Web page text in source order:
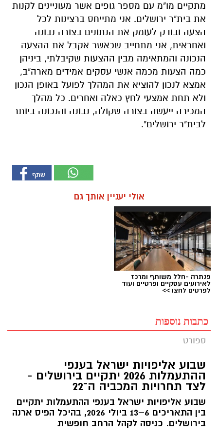
מתקיים מו"מ עם מספר גופים אשר מעוניינים לקנות
את בית"ר ירושלים. אני מתייחס ברצינות לכל
הצעה ובודק לעומק את הנתונים בצורה נבונה
ואחראית, אני מתחייב שכאשר אקבל את ההצעה
הנכונה והמתאימה מבין ההצעות שקיבלתי, ביניהן
כמה הצעות מכמה אנשי עסקים אמידים מארה"ב,
אמצא לנכון להוציא את המהלך לפועל באופן הנכון
ולא תחת אמצעי לחץ כאלה ואחרים. כל מהלך
המכירה ייעשה בצורה שקולה, נבונה והנכונה ביותר
לבית"ר ירושלים".
אולי יעניין אותך גם
פנתרה -חלל משותף ומרכז
לאירועים עסקיים ופרטיים ועוד
לפרטים לחצו >>
כתבות נוספות
ספורט
שבוע אליפויות ישראל בענפי
ההתעמלות 2026 יתקיים בירושלים -
לצד תחרויות המכביה ה־22
שבוע אליפויות ישראל בענפי ההתעמלות יתקיים
בין התאריכים 6–13 ביולי 2026, בהיכל הפיס ארנה
בירושלים. כניסה לקהל הרחב חופשית